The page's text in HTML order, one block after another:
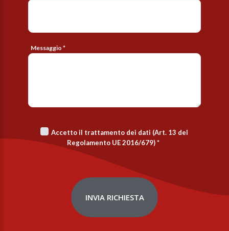
Messaggio *
Accetto il trattamento dei dati (Art. 13 del
Regolamento UE 2016/679)*
INVIA RICHIESTA